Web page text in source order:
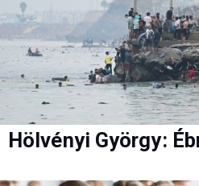
Hölvényi György: